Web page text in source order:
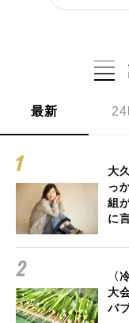
最新 24
大
っ
組
に
〈
大
バ